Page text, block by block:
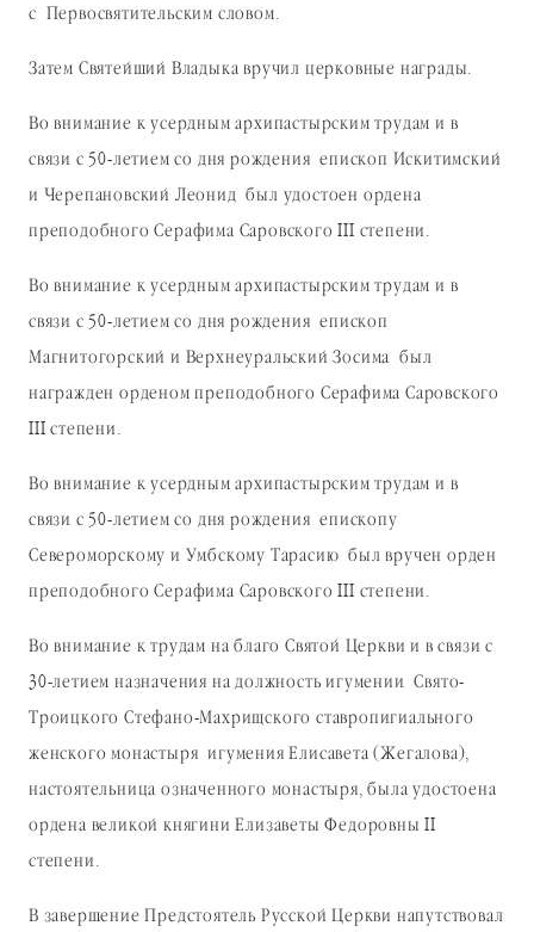
с Первосвятительским словом.
Затем Святейший Владыка вручил церковные награды.
Во внимание к усердным архипастырским трудам и в
связи с 50-летием со дня рождения епископ Искитимский
и Черепановский Леонид был удостоен ордена
преподобного Серафима Саровского III степени.
Во внимание к усердным архипастырским трудам и в
связи с 50-летием со дня рождения епископ
Магнитогорский и Верхнеуральский Зосима был
награжден орденом преподобного Серафима Саровского
III степени.
Во внимание к усердным архипастырским трудам и в
связи с 50-летием со дня рождения епископу
Североморскому и Умбскому Тарасию был вручен орден
преподобного Серафима Саровского III степени.
Во внимание к трудам на благо Святой Церкви и в связи с
30-летием назначения на должность игумении Свято-
Троицкого Стефано-Махрищского ставропигиального
женского монастыря игумения Елисавета (Жегалова),
настоятельница означенного монастыря, была удостоена
ордена великой княгини Елизаветы Федоровны II
степени.
В завершение Предстоятель Русской Церкви напутствовал